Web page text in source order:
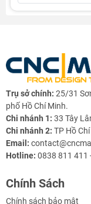
Gia công
thuật,
Dành cho
tạo, sinh
Thông số kỹ
Mục
Mô hình khung
Hành trình trục X/
Trụ sở chính: 25/31
phố Hồ Chí Minh.
Chi nhánh 1: 33 Tây
Chi nhánh 2: TP Hồ
Email:
Hotline: 0838 811 411
Chính Sách
Chính sách bảo mật